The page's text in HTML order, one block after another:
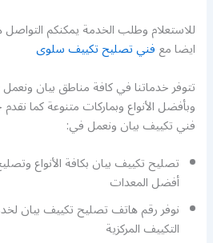
للاستعلام وطلب الخدمة يمكنكم التواصل
ايضا معفني تصليح تكييف سلوى
تتوفر خدماتنا في كافة مناطق بيان ونعمل
وبأفضل الأنواع وبماركات متنوعة كما
فني تكييف بيان ونعمل في:
تصليح تكييف بيان بكافة الأنواع
أفضل المعدات
نوفر رقم هاتف تصليح تكييف بيان
التكييف المركزية